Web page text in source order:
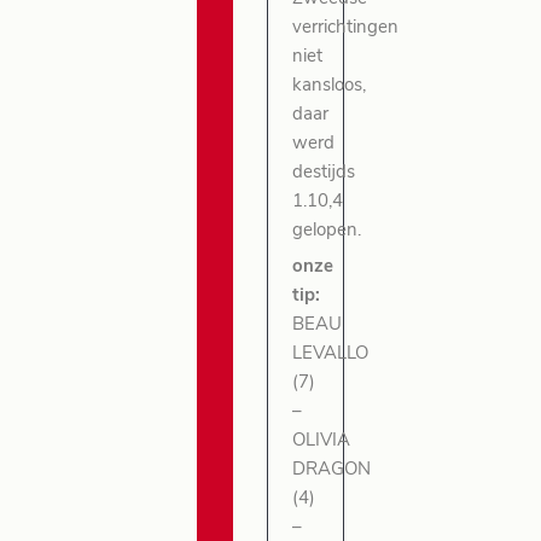
verrichtingen
niet
kansloos,
daar
werd
destijds
1.10,4
gelopen.
onze
tip:
BEAU
LEVALLO
(7)
–
OLIVIA
DRAGON
(4)
–